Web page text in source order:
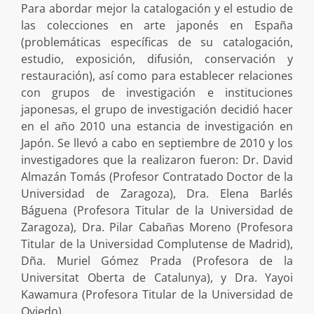
Para abordar mejor la catalogación y el estudio de
las colecciones en arte japonés en España
(problemáticas específicas de su catalogación,
estudio, exposición, difusión, conservación y
restauración), así como para establecer relaciones
con grupos de investigación e instituciones
japonesas, el grupo de investigación decidió hacer
en el año 2010 una estancia de investigación en
Japón. Se llevó a cabo en septiembre de 2010 y los
investigadores que la realizaron fueron: Dr. David
Almazán Tomás (Profesor Contratado Doctor de la
Universidad de Zaragoza), Dra. Elena Barlés
Báguena (Profesora Titular de la Universidad de
Zaragoza), Dra. Pilar Cabañas Moreno (Profesora
Titular de la Universidad Complutense de Madrid),
Dña. Muriel Gómez Prada (Profesora de la
Universitat Oberta de Catalunya), y Dra. Yayoi
Kawamura (Profesora Titular de la Universidad de